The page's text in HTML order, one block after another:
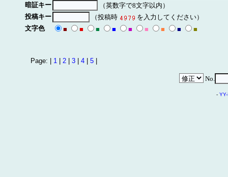
暗証キー
（英数字で8文字以内）
投稿キー
（投稿時
を入力してください）
文字色
■ ■ ■ ■ ■ ■ ■ ■ ■
Page: | 1 | 2| 3| 4| 5|
No.
-